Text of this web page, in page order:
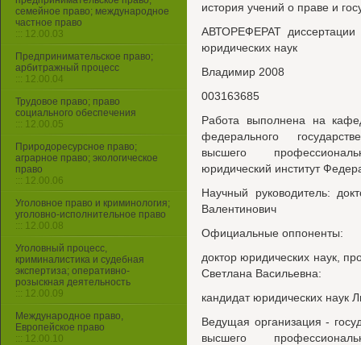
история учений о праве и
АВТОРЕФЕРАТ диссертации
юридических наук
Владимир 2008
003163685
Работа выполнена на
федерального
высшего
юридический институт
Научный руководитель:
Валентинович
Официальные оппоненты:
доктор юридических наук,
Светлана Васильевна:
кандидат юридических наук
Ведущая организация -
высшего
семейное право; международное
частное право
::: 12.00.03
Предпринимательское право;
арбитражный процесс
::: 12.00.04
Трудовое право; право
социального обеспечения
::: 12.00.05
Природоресурсное право;
аграрное право; экологическое
право
::: 12.00.06
Уголовное право и криминология;
уголовно-исполнительное право
::: 12.00.08
Уголовный процесс,
криминалистика и судебная
экспертиза; оперативно-
розыскная деятельность
::: 12.00.09
Международное право,
Европейское право
::: 12.00.10